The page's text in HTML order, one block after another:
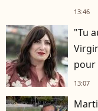
13:46
"Tu
pour
13:07